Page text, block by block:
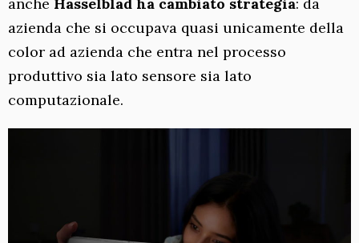
azienda che si occupava quasi unicamente della
color ad azienda che entra nel processo
produttivo sia lato sensore sia lato
computazionale.